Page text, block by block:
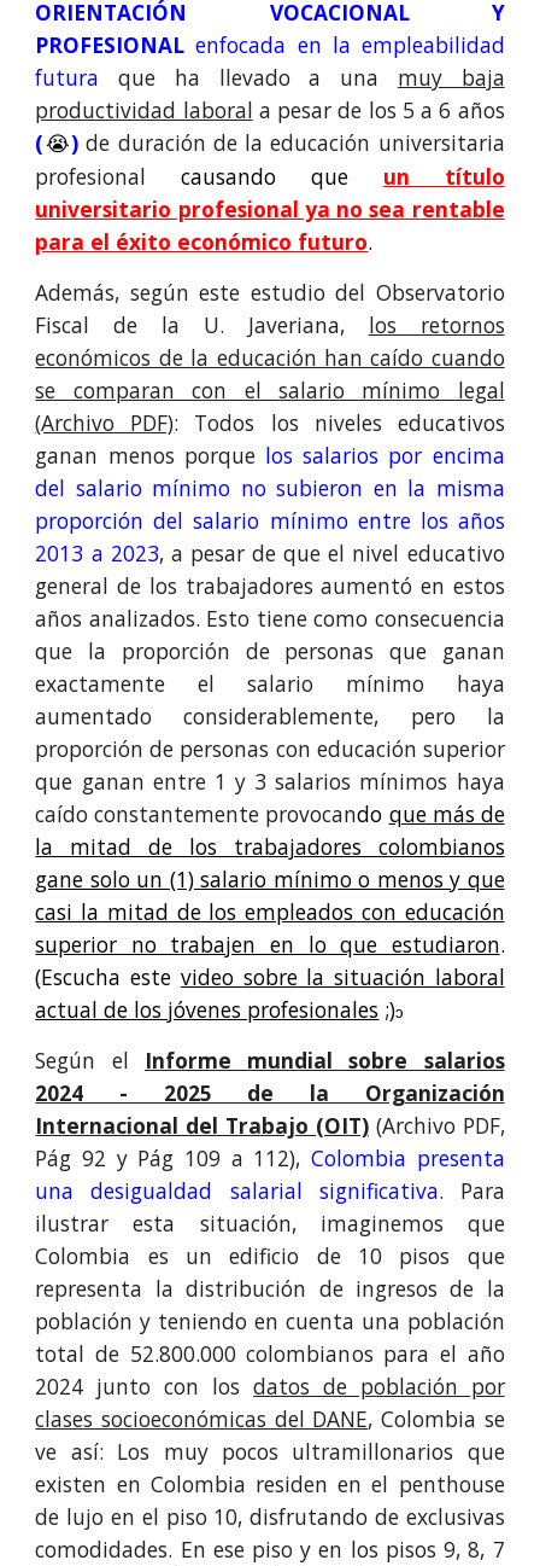
ORIENTACIÓN VOCACIONAL Y
PROFESIONAL enfocada en la empleabilidad
futura que ha llevado a una muy baja
productividad laboral a pesar de los 5 a 6 años
(😭)de duración de la educación universitaria
profesionalcausando que
un título
universitario profesional ya no sea rentable
para el éxito económico futuro.
Además, según este estudio del Observatorio
Fiscal de la U. Javeriana, los retornos
económicos de la educación han caído cuando
se comparan con el salario mínimo legal
(Archivo PDF): Todos los niveles educativos
ganan menos porque los salarios por encima
del salario mínimo no subieron en la misma
proporción del salario mínimo entre los años
2013 a 2023, a pesar de que el nivel educativo
general de los trabajadores aumentó en estos
años analizados. Esto tiene como consecuencia
que la proporción de personas que ganan
exactamente el salario mínimo haya
aumentado considerablemente, pero la
proporción de personas con educación superior
que ganan entre 1 y 3 salarios mínimos haya
caído constantemente provocando que más de
la mitad de los trabajadores colombianos
gane solo un (1) salario mínimo o menos y que
casi la mitad de los empleados con educación
superior no trabajen en lo que estudiaron.
(Escucha este video sobrela situación laboral
actual de los jóvenes profesionales ;)ɔ
Según el Informe mundial sobre salarios
2024 - 2025 de la Organización
Internacional del Trabajo (OIT)(Archivo PDF,
Pág 92 y Pág 109 a 112), Colombia presenta
una desigualdad salarial significativa. Para
ilustrar esta situación, imaginemos que
Colombia es un edificio de 10 pisos que
representa la distribución de ingresos de la
población y teniendo en cuenta una población
total de 52.800.000 colombianos para el año
2024 junto con los datos de población por
clases socioeconómicas del DANE, Colombia se
ve así: Los muy pocos ultramillonarios que
existen en Colombia residen en el penthouse
de lujo en el piso 10, disfrutando de exclusivas
comodidades. En ese piso y en los pisos 9, 8, 7